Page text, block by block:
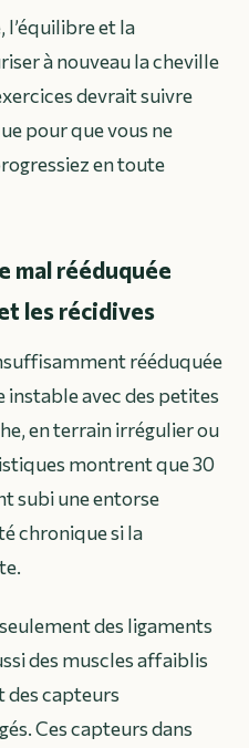
et la
à nouveau la cheville
devrait suivre
pour que vous ne
en toute
mal rééduquée
les récidives
rééduquée
instable avec des petites
en terrain irrégulier ou
montrent que 30
subi une entorse
chronique si la
des ligaments
des muscles affaiblis
des capteurs
Ces capteurs dans